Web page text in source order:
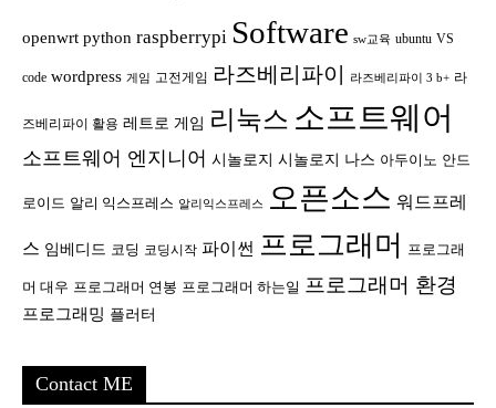
openwrt python raspberrypi Software sw교육 ubuntu VS
code wordpress 게임 고전게임 라즈베리파이 라즈베리파이 3 b+ 라
즈베리파이 활용 레트로 게임 리눅스 소프트웨어
소프트웨어 엔지니어 시놀로지 시놀로지 나스 아두이노 안드
로이드 알리 익스프레스 알리익스프레스 오픈소스 워드프레
스 임베디드 코딩 코딩시작 파이썬 프로그래머 프로그래
머 대우 프로그래머 연봉 프로그래머 하는일 프로그래머 환경
프로그래밍 플러터
Contact ME